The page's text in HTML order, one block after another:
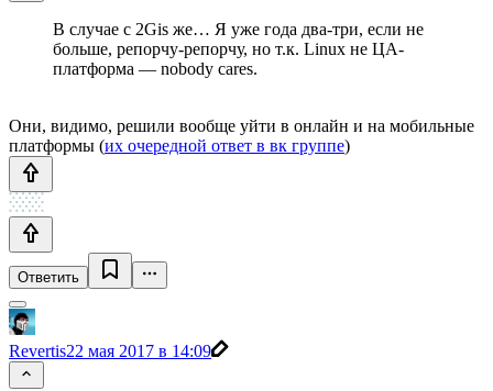
В случае с 2Gis же… Я уже года два-три, если не
больше, репорчу-репорчу, но т.к. Linux не ЦА-
платформа — nobody cares.
Они, видимо, решили вообще уйти в онлайн и на мобильные
платформы (их очередной ответ в вк группе)
Ответить
Revertis22 мая 2017 в 14:09